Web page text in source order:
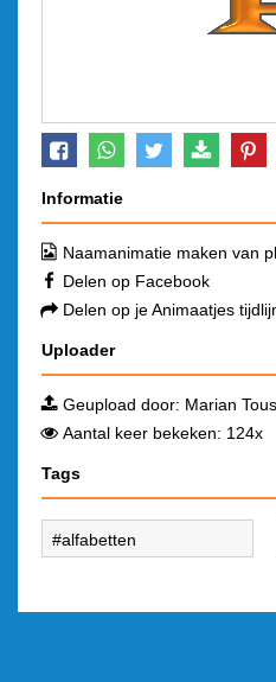
Informatie
Naamanimatie maken van
Delen op Facebook
Delen op je Animaatjes
Uploader
Geupload door: Marian
Aantal keer bekeken: 124x
Tags
alfabetten